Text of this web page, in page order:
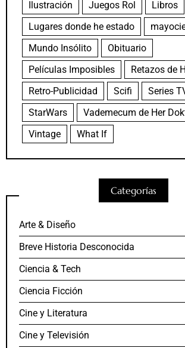
Ilustración
Juegos Rol Libros
Lugares donde he estado
Mundo Insólito
Obituario
Películas Imposibles
Retazos de
Retro-Publicidad
Scifi
Series
StarWars
Vademecum de Her
Vintage
What If
Categorías
Arte & Diseño
Breve Historia Desconocida
Ciencia & Tech
Ciencia Ficción
Cine y Literatura
Cine y Televisión